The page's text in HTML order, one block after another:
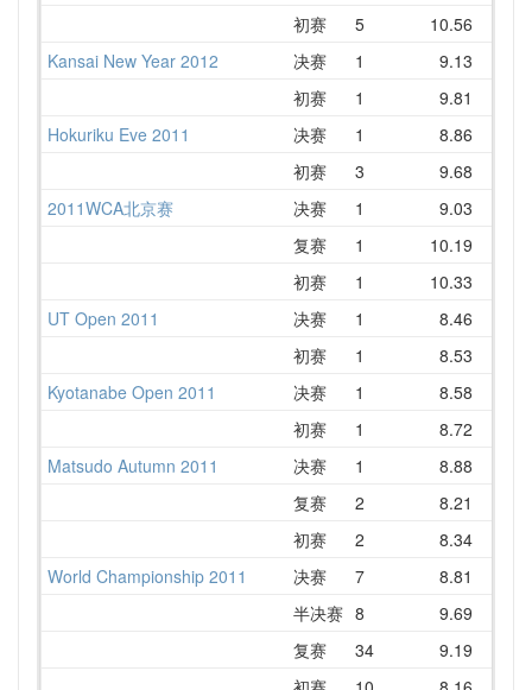
初赛
5 10.56
Kansai New Year 2012
决赛 1 9.13
初赛
1 9.81
Hokuriku Eve 2011
决赛 1 8.86
初赛
3 9.68
2011WCA北京赛
决赛 1 9.03
复赛
1 10.19
初赛
1 10.33
UT Open 2011
决赛 1 8.46
初赛
1 8.53
Kyotanabe Open 2011
决赛 1 8.58
初赛
1 8.72
Matsudo Autumn 2011
决赛 1 8.88
复赛
2 8.21
初赛
2 8.34
World Championship 2011
决赛 7 8.81
半决赛 8 9.69
复赛
34 9.19